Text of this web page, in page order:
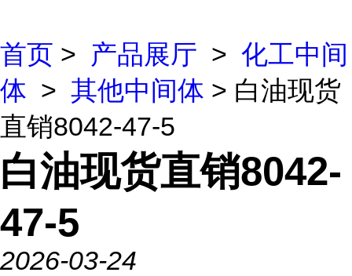
首页 > 产品展厅 > 化工中间
体 > 其他中间体 > 白油现货
直销8042-47-5
白油现货直销8042-
47-5
2026-03-24